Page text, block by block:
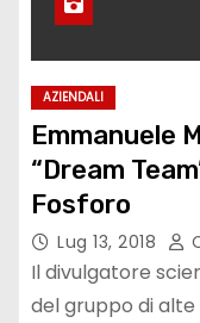
AZIENDALI
Emmanuele
“Dream
Fosforo
Lug 13, 2018
Il divulgatore
del gruppo di